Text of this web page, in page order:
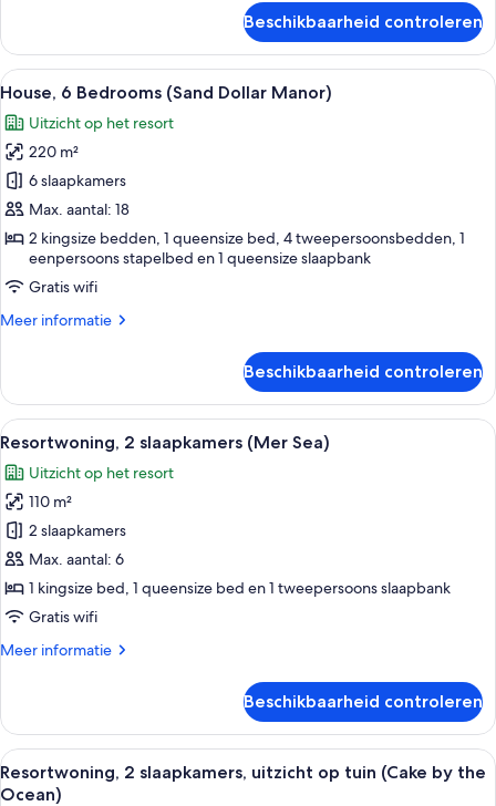
3
slaapkamers
(Beach
Beschikbaarheid controleren
Alle
foto's
voor
House,
6
Bedrooms
(Sand
Dollar
Manor)
laden
Een tweelaags huis met een balkon
27
House, 6 Bedrooms (Sand Dollar Manor)
Uitzicht op het resort
220 m²
6 slaapkamers
Max. aantal: 18
2 kingsize bedden, 1 queensize bed, 4 tweepersoonsbedden, 1
eenpersoons stapelbed en 1 queensize slaapbank
Gratis wifi
Meer informatie
Meer
6
Bedrooms
(Sand
Manor)
Beschikbaarheid controleren
Alle
foto's
voor
Resortwoning,
2
slaapkamers
(Mer
Sea)
Een rode golfkar staat voor een huis
15
Resortwoning, 2 slaapkamers (Mer Sea)
Uitzicht op het resort
110 m²
2 slaapkamers
Max. aantal: 6
1 kingsize bed, 1 queensize bed en 1 tweepersoons slaapbank
Gratis wifi
Meer informatie
Meer
2
slaapkamers
(Mer
Sea)
Beschikbaarheid controleren
Alle
foto's
Een ruime woonkamer met een
17
Resortwoning, 2 slaapkamers, uitzicht op tuin (Cake by the
Ocean)